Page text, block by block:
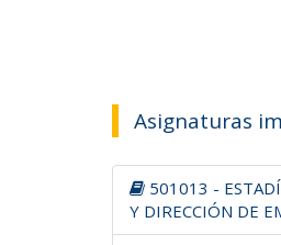
Asignaturas
501013 -
Y DIRECCIÓN DE